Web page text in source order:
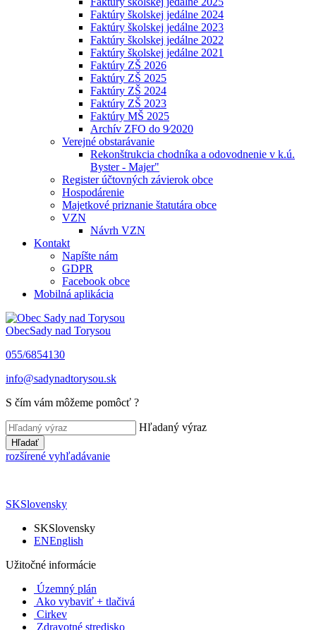
Faktúry školskej jedálne 2024
Faktúry školskej jedálne 2023
Faktúry školskej jedálne 2022
Faktúry školskej jedálne 2021
Faktúry ZŠ 2026
Faktúry ZŠ 2025
Faktúry ZŠ 2024
Faktúry ZŠ 2023
Faktúry MŠ 2025
Archív ZFO do 9⁄2020
Verejné obstarávanie
Rekonštrukcia chodníka a odovodnenie v k.ú.
Byster - Majer"
Register účtovných závierok obce
Hospodárenie
Majetkové priznanie štatutára obce
VZN
Návrh VZN
Kontakt
Napíšte nám
GDPR
Facebook obce
Mobilná aplikácia
ObecSady nad Torysou
055/6854130
info@sadynadtorysou.sk
S čím vám môžeme pomôcť ?
Hľadaný výraz
Hľadať
rozšírené vyhľadávanie
SKSlovensky
SKSlovensky
ENEnglish
Užitočné informácie
Územný plán
Ako vybaviť + tlačivá
Cirkev
Zdravotné stredisko